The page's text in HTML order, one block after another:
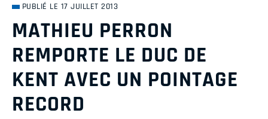
PUBLIÉ LE 17 JUILLET 2013
MATHIEU PERRON
REMPORTE LE DUC DE
KENT AVEC UN POINTAGE
RECORD